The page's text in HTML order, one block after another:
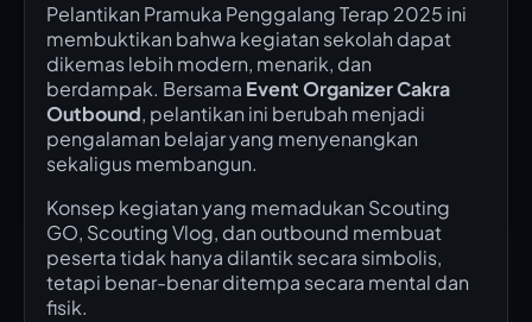
Pelantikan Pramuka Penggalang Terap 2025 ini
membuktikan bahwa kegiatan sekolah dapat
dikemas lebih modern, menarik, dan
berdampak. Bersama Event Organizer Cakra
Outbound, pelantikan ini berubah menjadi
pengalaman belajar yang menyenangkan
sekaligus membangun.
Konsep kegiatan yang memadukan Scouting
GO, Scouting Vlog, dan outbound membuat
peserta tidak hanya dilantik secara simbolis,
tetapi benar-benar ditempa secara mental dan
fisik.